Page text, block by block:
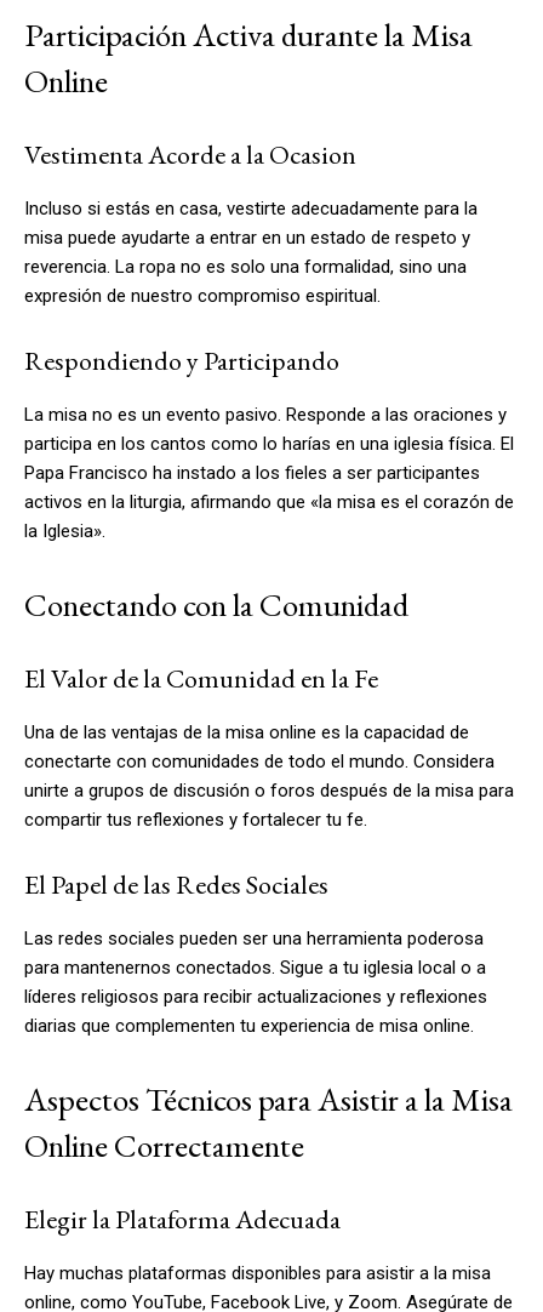
Participación Activa durante la Misa
Online
Vestimenta Acorde a la Ocasion
Incluso si estás en casa, vestirte adecuadamente para la
misa puede ayudarte a entrar en un estado de respeto y
reverencia. La ropa no es solo una formalidad, sino una
expresión de nuestro compromiso espiritual.
Respondiendo y Participando
La misa no es un evento pasivo. Responde a las oraciones y
participa en los cantos como lo harías en una iglesia física. El
Papa Francisco ha instado a los fieles a ser participantes
activos en la liturgia, afirmando que «la misa es el corazón de
la Iglesia».
Conectando con la Comunidad
El Valor de la Comunidad en la Fe
Una de las ventajas de la misa online es la capacidad de
conectarte con comunidades de todo el mundo. Considera
unirte a grupos de discusión o foros después de la misa para
compartir tus reflexiones y fortalecer tu fe.
El Papel de las Redes Sociales
Las redes sociales pueden ser una herramienta poderosa
para mantenernos conectados. Sigue a tu iglesia local o a
líderes religiosos para recibir actualizaciones y reflexiones
diarias que complementen tu experiencia de misa online.
Aspectos Técnicos para Asistir a la Misa
Online Correctamente
Elegir la Plataforma Adecuada
Hay muchas plataformas disponibles para asistir a la misa
online, como YouTube, Facebook Live, y Zoom. Asegúrate de